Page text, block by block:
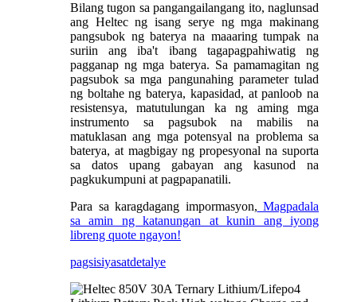
Bilang tugon sa pangangailangang ito, naglunsad
ang Heltec ng isang serye ng mga makinang
pangsubok ng baterya na maaaring tumpak na
suriin ang iba't ibang tagapagpahiwatig ng
pagganap ng mga baterya. Sa pamamagitan ng
pagsubok sa mga pangunahing parameter tulad
ng boltahe ng baterya, kapasidad, at panloob na
resistensya, matutulungan ka ng aming mga
instrumento sa pagsubok na mabilis na
matuklasan ang mga potensyal na problema sa
baterya, at magbigay ng propesyonal na suporta
sa datos upang gabayan ang kasunod na
pagkukumpuni at pagpapanatili.
Para sa karagdagang impormasyon, Magpadala
sa amin ng katanungan at kunin ang iyong
libreng quote ngayon!
pagsisiyasatdetalye